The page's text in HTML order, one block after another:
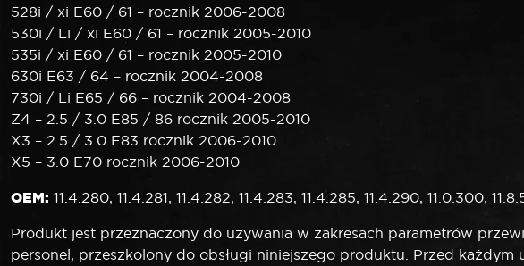
528i / xi E60 / 61 – rocznik 2006-2008
530i / Li / xi E60 / 61 – rocznik 2005-2010
535i / xi E60 / 61 – rocznik 2005-2010
630i E63 / 64 – rocznik 2004-2008
730i / Li E65 / 66 – rocznik 2004-2008
Z4 – 2.5 / 3.0 E85 / 86 rocznik 2005-2010
X3 – 2.5 / 3.0 E83 rocznik 2006-2010
X5 – 3.0 E70 rocznik 2006-2010
OEM: 11.4.280, 11.4.281, 11.4.282, 11.4.283, 11.4.285, 11.4.290, 11.0.300,
Produkt jest przeznaczony do używania w zakresach parametrów
personel, przeszkolony do obsługi niniejszego produktu. Przed